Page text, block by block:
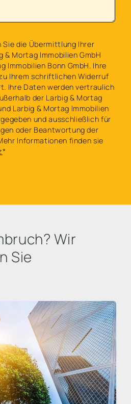
die Übermittlung Ihrer
& Mortag Immobilien GmbH
Immobilien Bonn GmbH. Ihre
Ihrem schriftlichen Widerruf
Ihre Daten werden vertraulich
der Larbig & Mortag
Larbig & Mortag Immobilien
und ausschließlich für
oder Beantwortung der
Informationen finden sie
*
Wir
Sie